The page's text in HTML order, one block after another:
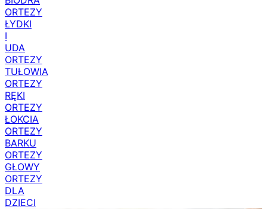
ORTEZY
ŁYDKI
I
UDA
ORTEZY
TUŁOWIA
ORTEZY
RĘKI
ORTEZY
ŁOKCIA
ORTEZY
BARKU
ORTEZY
GŁOWY
ORTEZY
DLA
DZIECI